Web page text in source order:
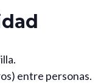
entre personas.